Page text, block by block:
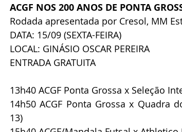
ACGF NOS 200 ANOS DE PONTA
Rodada apresentada por Cresol, MM
DATA: 15/09 (SEXTA-FEIRA)
LOCAL: GINÁSIO OSCAR PEREIRA
ENTRADA GRATUITA
13h40 ACGF Ponta Grossa x Seleção
14h50 ACGF Ponta Grossa x Quadra
13)